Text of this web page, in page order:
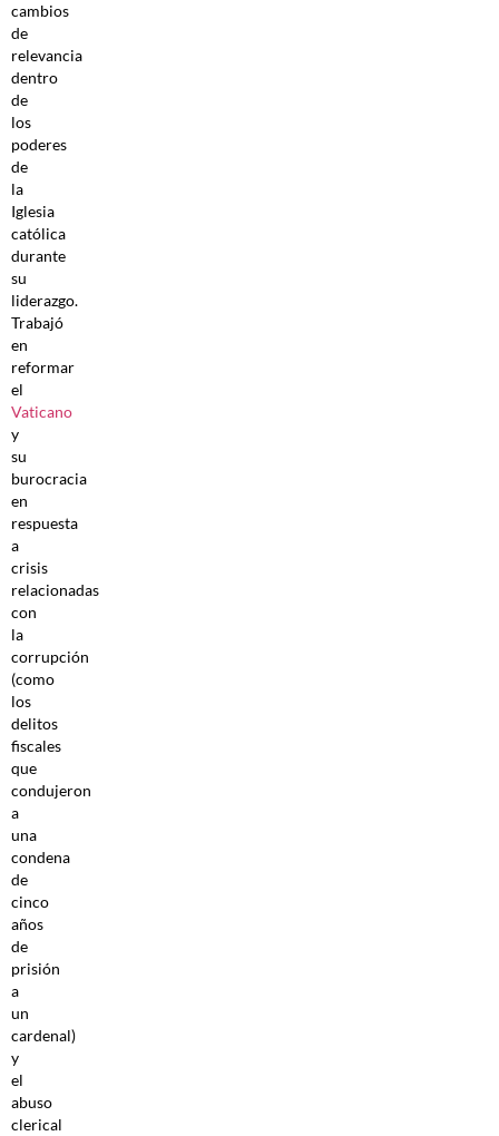
cambios
de
relevancia
dentro
de
los
poderes
de
la
Iglesia
católica
durante
su
liderazgo.
Trabajó
en
reformar
el
Vaticano
y
su
burocracia
en
respuesta
a
crisis
relacionadas
con
la
corrupción
(como
los
delitos
fiscales
que
condujeron
a
una
condena
de
cinco
años
de
prisión
a
un
cardenal)
y
el
abuso
clerical